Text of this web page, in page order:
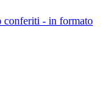
conferiti - in formato